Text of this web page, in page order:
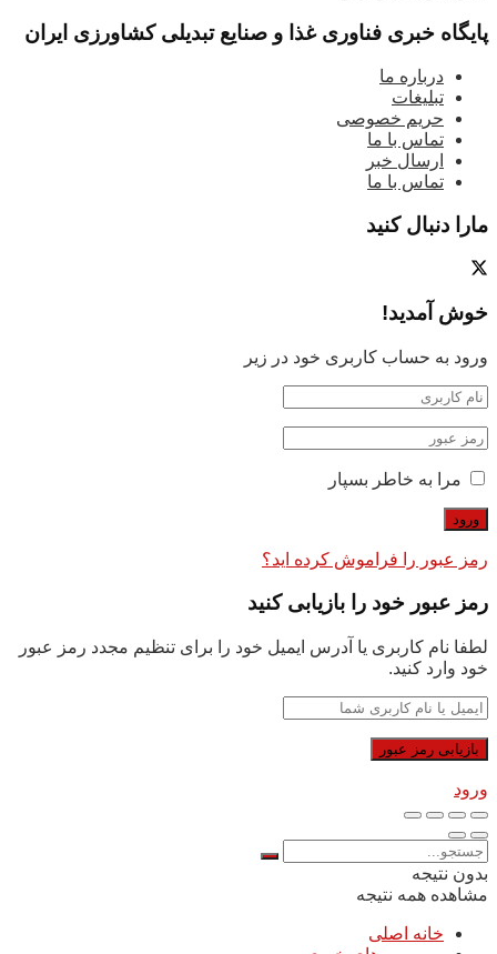
پایگاه خبری فناوری غذا و صنایع تبدیلی کشاورزی ایران
درباره ما
تبلیغات
حریم خصوصی
تماس با ما
ارسال خبر
تماس با ما
مارا دنبال کنید
خوش آمدید!
ورود به حساب کاربری خود در زیر
مرا به خاطر بسپار
رمز عبور را فراموش کرده اید؟
رمز عبور خود را بازیابی کنید
لطفا نام کاربری یا آدرس ایمیل خود را برای تنظیم مجدد رمز عبور
خود وارد کنید.
ورود
بدون نتیجه
مشاهده همه نتیجه
خانه اصلی